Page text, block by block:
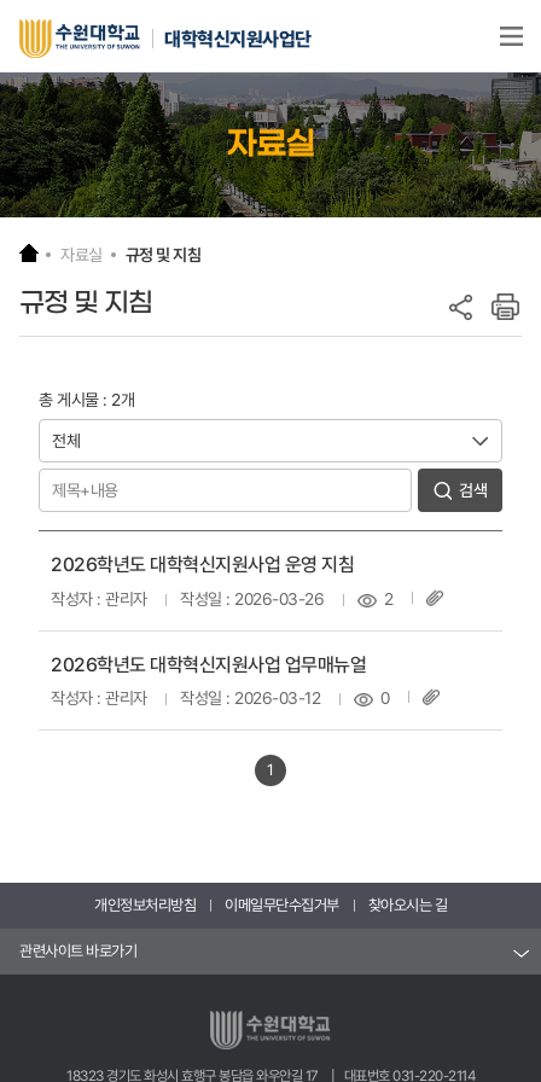
대학혁신지원사업단
자료실
자료실 규정 및 지침
규정 및 지침
총 게시물 : 2개
검색
2026학년도 대학혁신지원사업 운영 지침
작성자 : 관리자 작성일 : 2026-03-26 2
2026학년도 대학혁신지원사업 업무매뉴얼
작성자 : 관리자 작성일 : 2026-03-12 0
1
개인정보처리방침 이메일무단수집거부 찾아오시는 길
관련사이트 바로가기
18323 경기도 화성시 효행구 봉담읍 와우안길 17 | 대표번호 031-220-2114